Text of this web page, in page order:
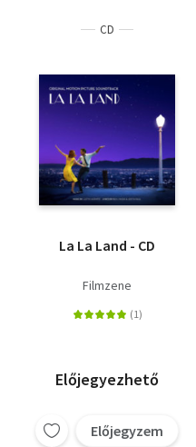
CD
La La Land - CD
Filmzene
Előjegyezhető
Előjegyzem